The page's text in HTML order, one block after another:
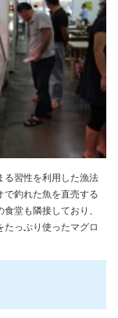
る習性を利用した漁法
で釣れた魚を直売する
堂も隣接しており、
たっぷり使ったマグロ